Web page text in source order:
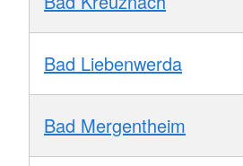
Bad Liebenwerda
Bad Mergentheim